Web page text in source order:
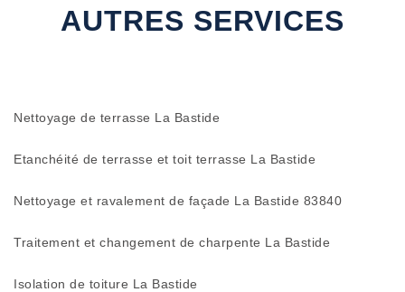
AUTRES SERVICES
Nettoyage de terrasse La Bastide
Etanchéité de terrasse et toit terrasse La Bastide
Nettoyage et ravalement de façade La Bastide 83840
Traitement et changement de charpente La Bastide
Isolation de toiture La Bastide